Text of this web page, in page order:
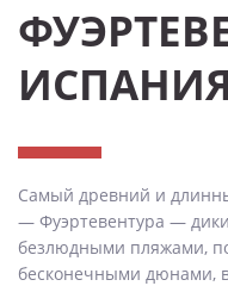
Самый древний и
— Фуэртевентура —
безлюдными пляжами,
бесконечными дюнами,